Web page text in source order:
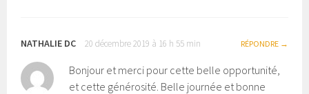
NATHALIE DC 20 décembre 2019 à 16 h 55 min RÉPONDRE
Bonjour et merci pour cette belle opportunité,
et cette générosité. Belle journée et bonne